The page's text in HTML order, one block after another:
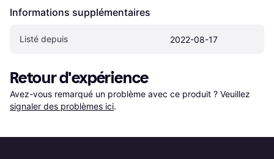
Informations supplémentaires
Listé depuis 2022-08-17
Retour d'expérience
Avez-vous remarqué un problème avec ce produit ? Veuillez
signaler des problèmes ici.